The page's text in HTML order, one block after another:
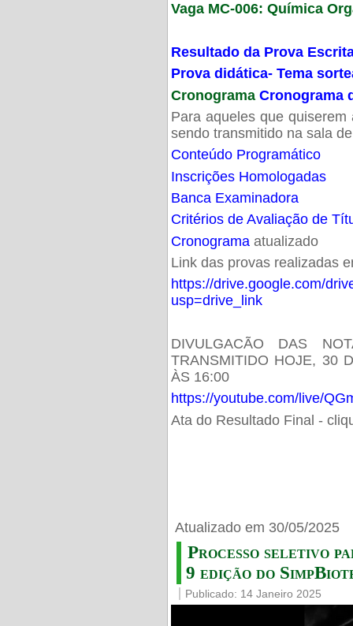
Vaga MC-006: Química
Resultado da Prova
Prova didática- Tema
Cronograma Cronograma
Para aqueles que
sendo transmitido na sala
Conteúdo Programático
Inscrições Homologadas
Banca Examinadora
Critérios de Avaliação de
Cronogramaatualizado
Link das provas realizadas
https://drive.google.com/
usp=drive_link
DIVULGACÃO DAS
TRANSMITIDO HOJE, 30
ÀS 16:00
https://youtube.com/live/
Ata do Resultado Final -
Atualizado em 30/05/2025
Processo seletivo
9 edição do
Publicado: 14 Janeiro 2025